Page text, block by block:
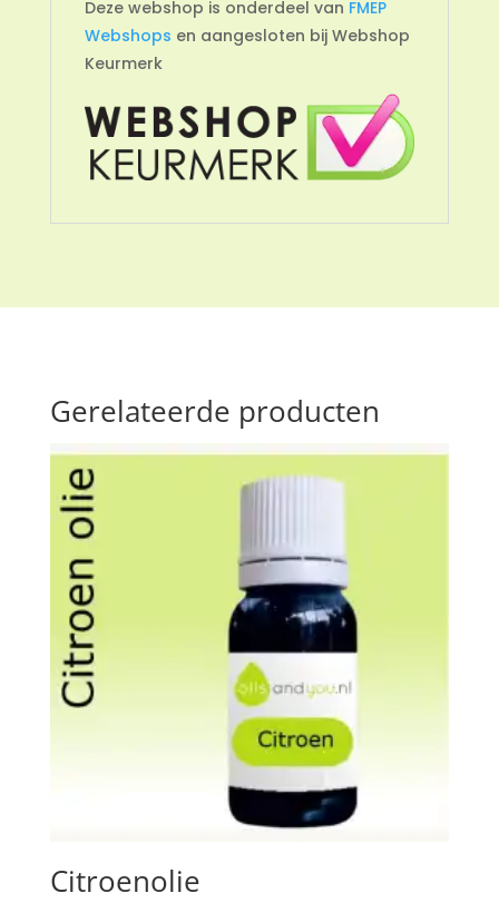
Deze webshop is onderdeel van FMEP
Webshops en aangesloten bij Webshop
Keurmerk
Gerelateerde producten
Citroenolie